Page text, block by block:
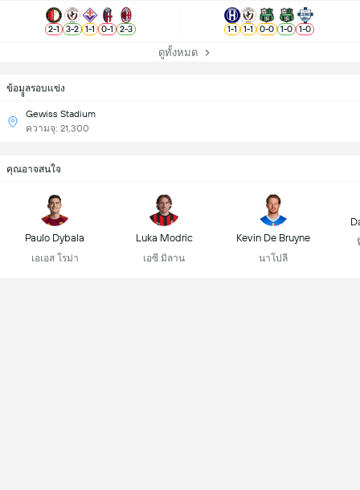
ข้อมููลรอบแข่ง
Gewiss Stadium
ความจุ: 21,300
2-1 3-2 1-1 0-1 2-3 1-1 1-1 0-0 1-0 1-0
ดูทั้งหมด
คุณอาจสนใจ
Paulo Dybala
เอเอส โรม่า
Luka Modric
เอซี มิลาน
Kevin De Bruyne
นาโปลี